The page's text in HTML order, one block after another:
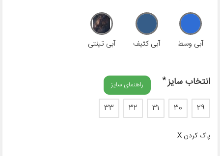
آبی وسط آبی کثیف آبی تینتی
انتخاب سایز راهنمای سایز
29
30
31
32
33
پاک کردن X